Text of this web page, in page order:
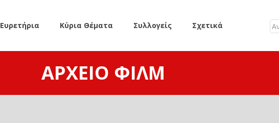
Ευρετήρια Κύρια Θέματα Συλλογείς Σχετικά
ΑΡΧΕΊΟ ΦΙΛΜ